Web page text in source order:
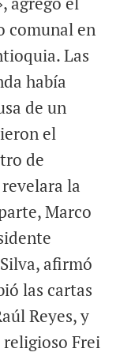
comunal en
Las
había
de un
el
de
la
Marco
afirmó
las cartas
Reyes, y
Frei